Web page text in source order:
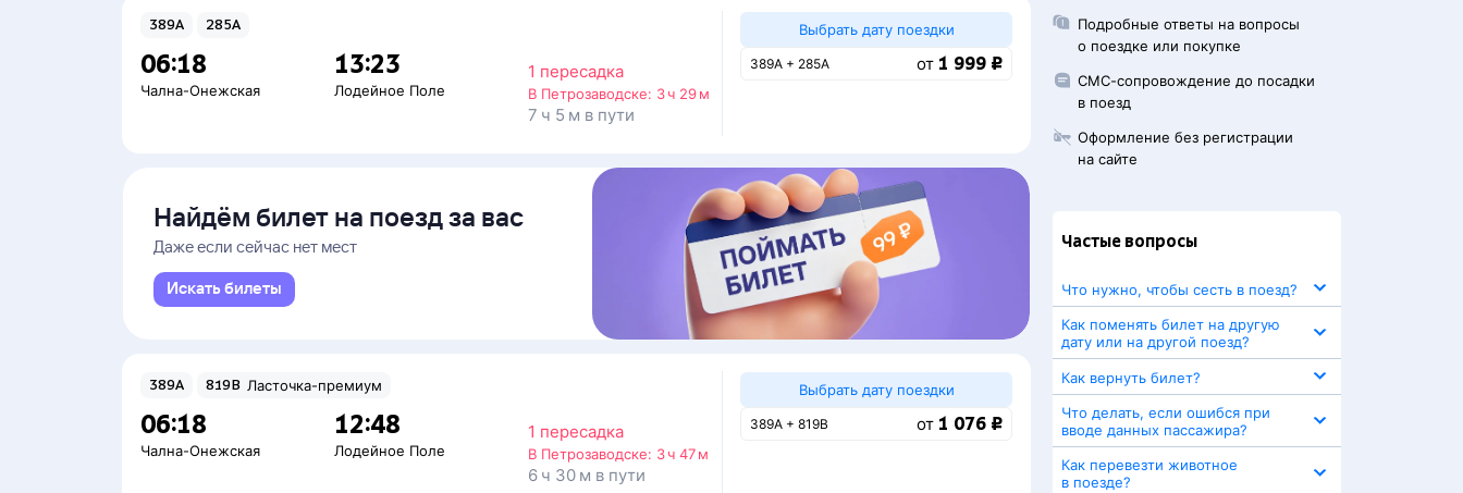
389А 285А
06:18
Чална-Онежская
13:23
Лодейное Поле
1 пересадка
В Петрозаводске: 3 ч 29 м
7 ч 5 м в пути
Выбрать дату поездки
389А + 285А от 1 999 ₽
Найдём билет на поезд за вас
Даже если сейчас нет мест
Искать билеты
389А 819В Ласточка-премиум
06:18
Чална-Онежская
12:48
Лодейное Поле
1 пересадка
В Петрозаводске: 3 ч 47 м
6 ч 30 м в пути
Выбрать дату поездки
389А + 819В от 1 076 ₽
Подробные ответы на вопросы
о поездке или покупке
СМС-сопровождение до посадки
в поезд
Оформление без регистрации
на сайте
Частые вопросы
Что нужно, чтобы сесть в поезд?
Как поменять билет на другую
дату или на другой поезд?
Как вернуть билет?
Что делать, если ошибся при
вводе данных пассажира?
Как перевезти животное
в поезде?